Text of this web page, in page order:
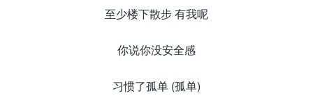
至少楼下散步 有我呢
你说你没安全感
习惯了孤单 (孤单)